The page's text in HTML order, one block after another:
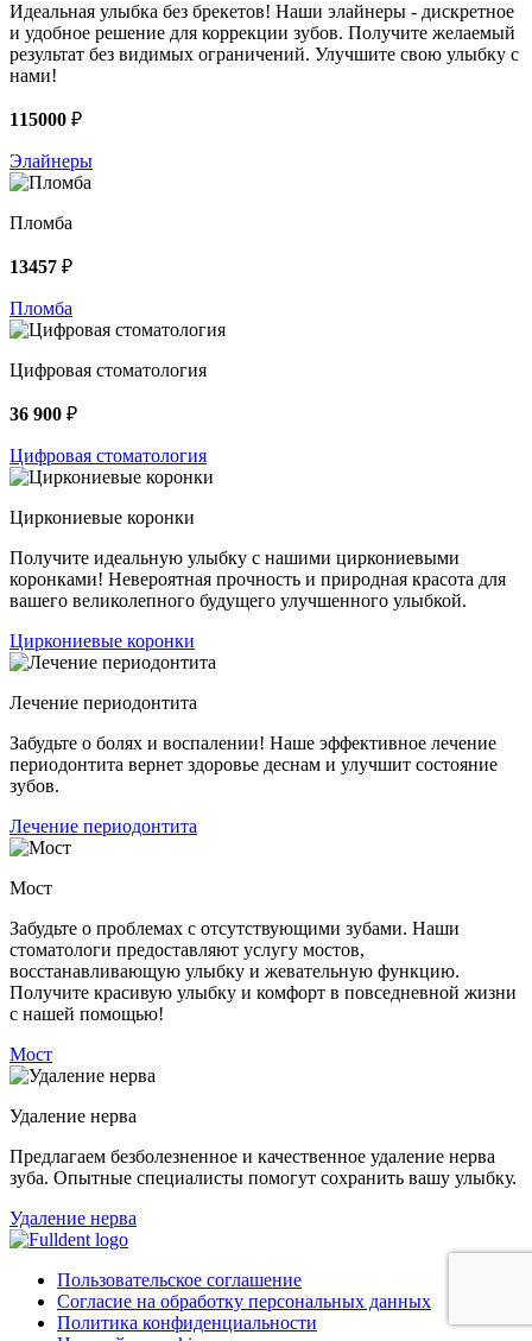
Идеальная улыбка без брекетов! Наши элайнеры - дискретное
и удобное решение для коррекции зубов. Получите желаемый
результат без видимых ограничений. Улучшите свою улыбку с
нами!
115000 ₽
Элайнеры
Пломба
13457 ₽
Пломба
Цифровая стоматология
36 900 ₽
Цифровая стоматология
Циркониевые коронки
Получите идеальную улыбку с нашими циркониевыми
коронками! Невероятная прочность и природная красота для
вашего великолепного будущего улучшенного улыбкой.
Циркониевые коронки
Лечение периодонтита
Забудьте о болях и воспалении! Наше эффективное лечение
периодонтита вернет здоровье деснам и улучшит состояние
зубов.
Лечение периодонтита
Мост
Забудьте о проблемах с отсутствующими зубами. Наши
стоматологи предоставляют услугу мостов,
восстанавливающую улыбку и жевательную функцию.
Получите красивую улыбку и комфорт в повседневной жизни
с нашей помощью!
Мост
Удаление нерва
Предлагаем безболезненное и качественное удаление нерва
зуба. Опытные специалисты помогут сохранить вашу улыбку.
Удаление нерва
Пользовательское соглашение
Согласие на обработку персональных данных
Политика конфиденциальности